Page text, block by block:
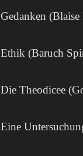
Gedanken (Blaise
Ethik (Baruch
Die Theodicee
Eine